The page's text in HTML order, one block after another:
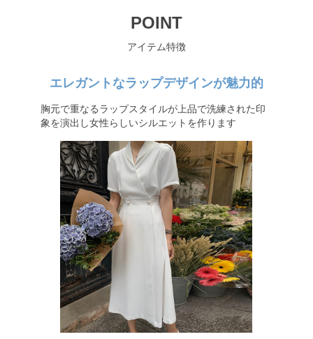
POINT
アイテム特徴
エレガントなラップデザインが魅力的
胸元で重なるラップスタイルが上品で洗練された印
象を演出し女性らしいシルエットを作ります